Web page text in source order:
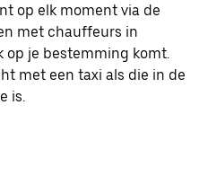
op elk moment via de
met chauffeurs in
op je bestemming komt.
met een taxi als die in de
is.